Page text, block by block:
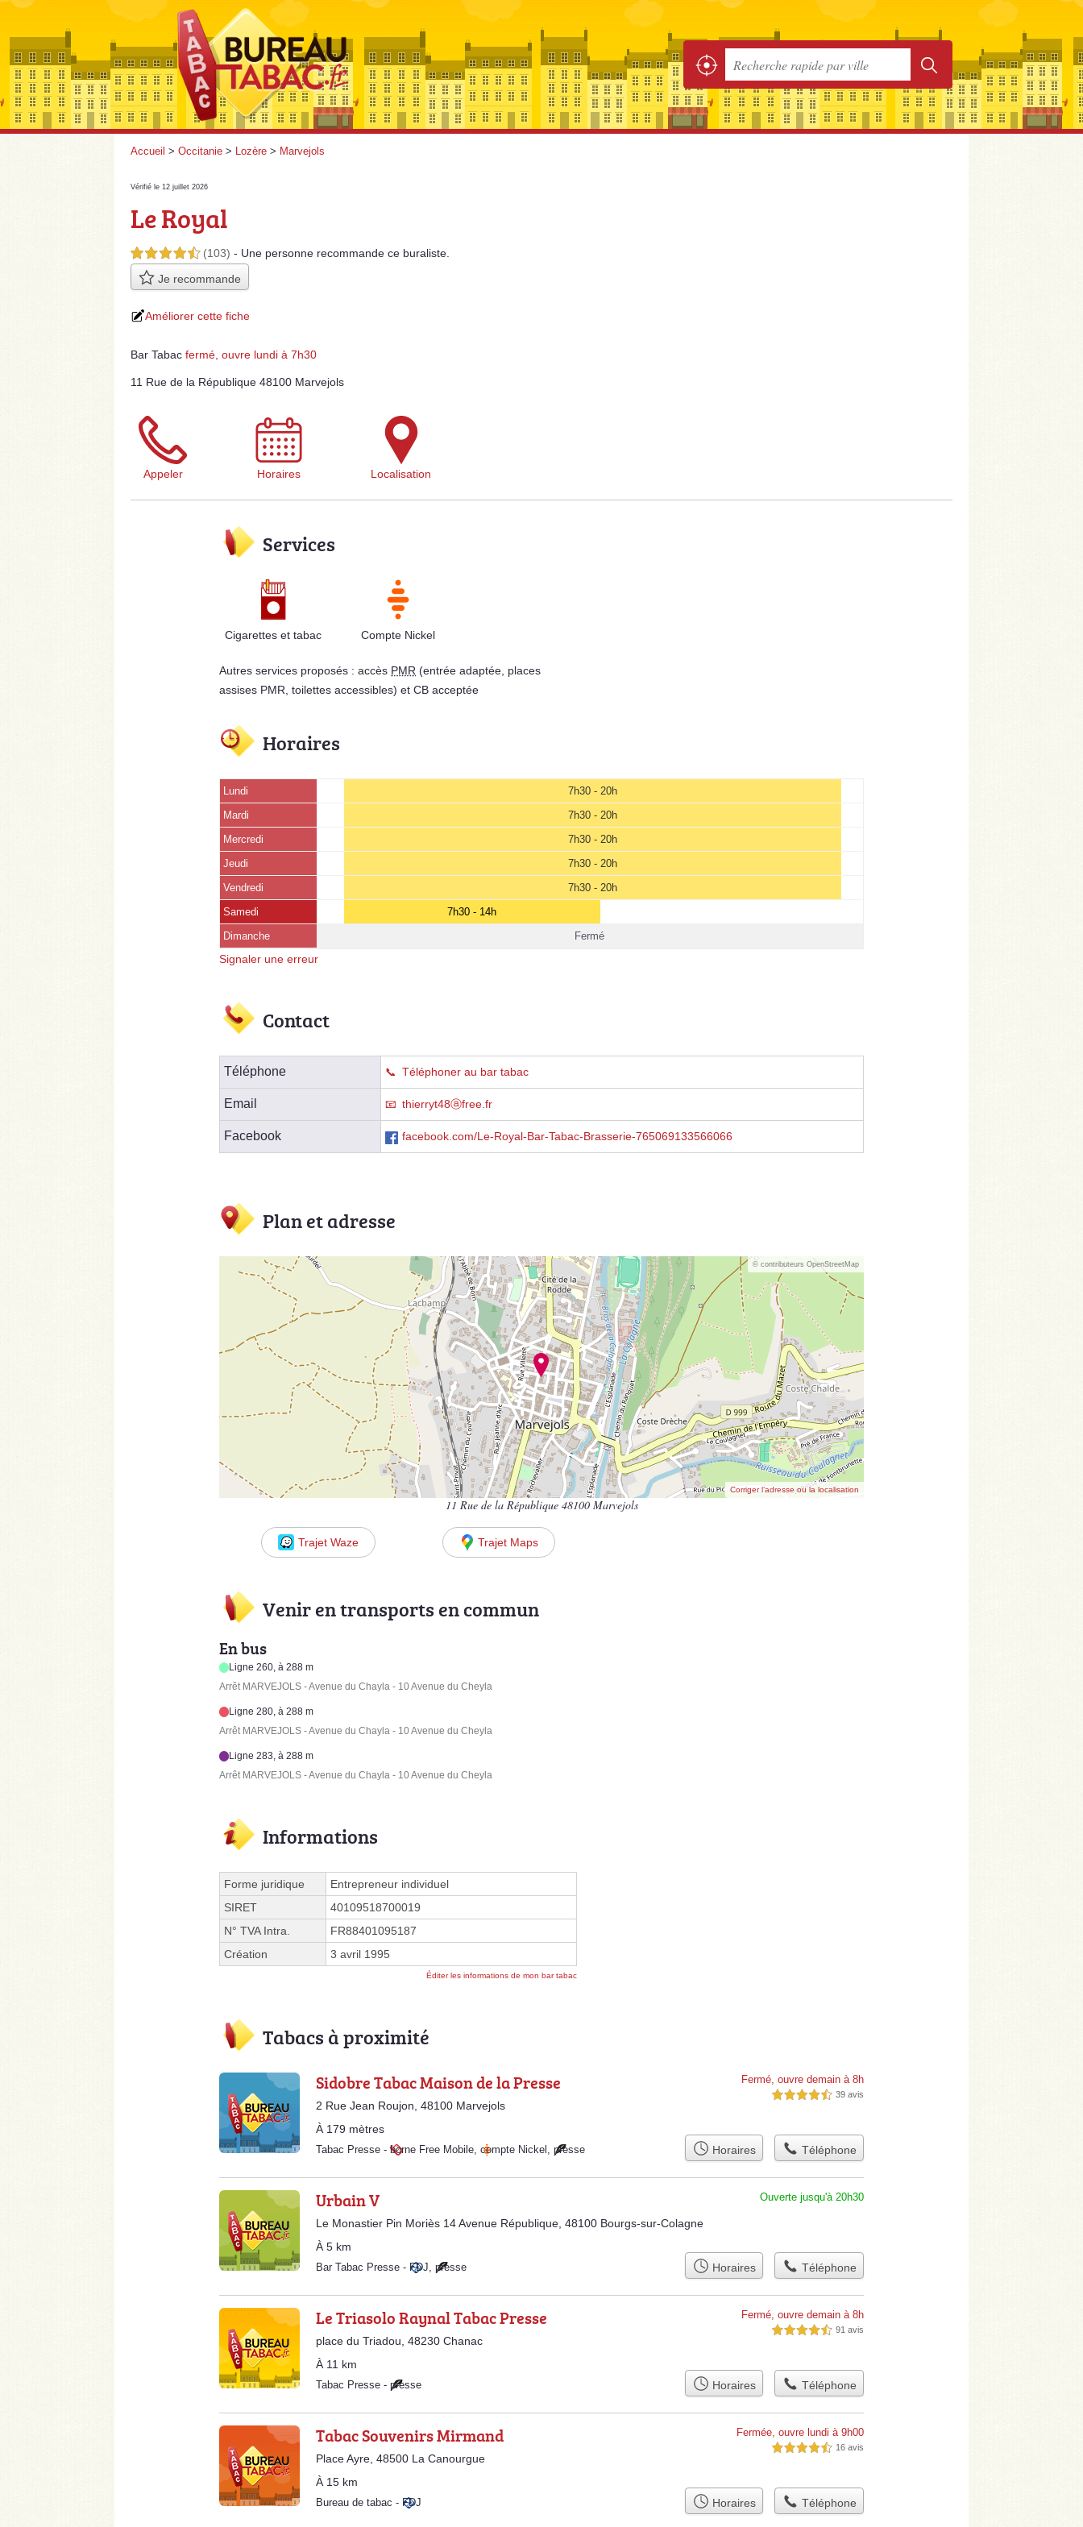
Accueil > Occitanie > Lozère > Marvejols
Vérifié le 12 juillet 2026
Le Royal
4,5 étoiles sur 5 (103) - Une personne recommande ce buraliste.
Je recommande
Améliorer cette fiche
Bar Tabac fermé, ouvre lundi à 7h30
11 Rue de la République 48100 Marvejols
Appeler Horaires Localisation
Services
Cigarettes et tabac Compte Nickel
Autres services proposés : accès PMR (entrée adaptée, places
assises PMR, toilettes accessibles) et CB acceptée
Horaires
Lundi 7h30 - 20h
Mardi 7h30 - 20h
Mercredi 7h30 - 20h
Jeudi 7h30 - 20h
Vendredi 7h30 - 20h
Samedi 7h30 - 14h
Dimanche Fermé
Signaler une erreur
Contact
Téléphone Téléphoner au bar tabac
Email thierryt48ⓐfree.fr
Facebook facebook.com/Le-Royal-Bar-Tabac-Brasserie-765069133566066
Plan et adresse
© contributeurs OpenStreetMap
Corriger l’adresse ou la localisation
11 Rue de la République 48100 Marvejols
Trajet Waze Trajet Maps
Venir en transports en commun
En bus
Ligne 260, à 288 m
Arrêt MARVEJOLS - Avenue du Chayla - 10 Avenue du Cheyla
Ligne 280, à 288 m
Arrêt MARVEJOLS - Avenue du Chayla - 10 Avenue du Cheyla
Ligne 283, à 288 m
Arrêt MARVEJOLS - Avenue du Chayla - 10 Avenue du Cheyla
Informations
Forme juridique
Entrepreneur individuel
SIRET
40109518700019
N° TVA Intra.
FR88401095187
Création
3 avril 1995
Éditer les informations de mon bar tabac
Tabacs à proximité
Sidobre Tabac Maison de la Presse
2 Rue Jean Roujon, 48100 Marvejols
À 179 mètres
Fermé, ouvre demain à 8h
4,5 étoiles sur 5 39 avis
Tabac Presse - borne Free Mobile, compte Nickel , presse Horaires Téléphone
Urbain V
Le Monastier Pin Moriès 14 Avenue République, 48100 Bourgs-sur-Colagne
À 5 km
Ouverte jusqu'à 20h30
Bar Tabac Presse - FDJ, presse Horaires Téléphone
Le Triasolo Raynal Tabac Presse
place du Triadou, 48230 Chanac
À 11 km
Fermé, ouvre demain à 8h
4,5 étoiles sur 5 91 avis
Tabac Presse - presse Horaires Téléphone
Tabac Souvenirs Mirmand
Place Ayre, 48500 La Canourgue
À 15 km
Fermée, ouvre lundi à 9h00
4,5 étoiles sur 5 16 avis
Bureau de tabac - FDJ Horaires Téléphone